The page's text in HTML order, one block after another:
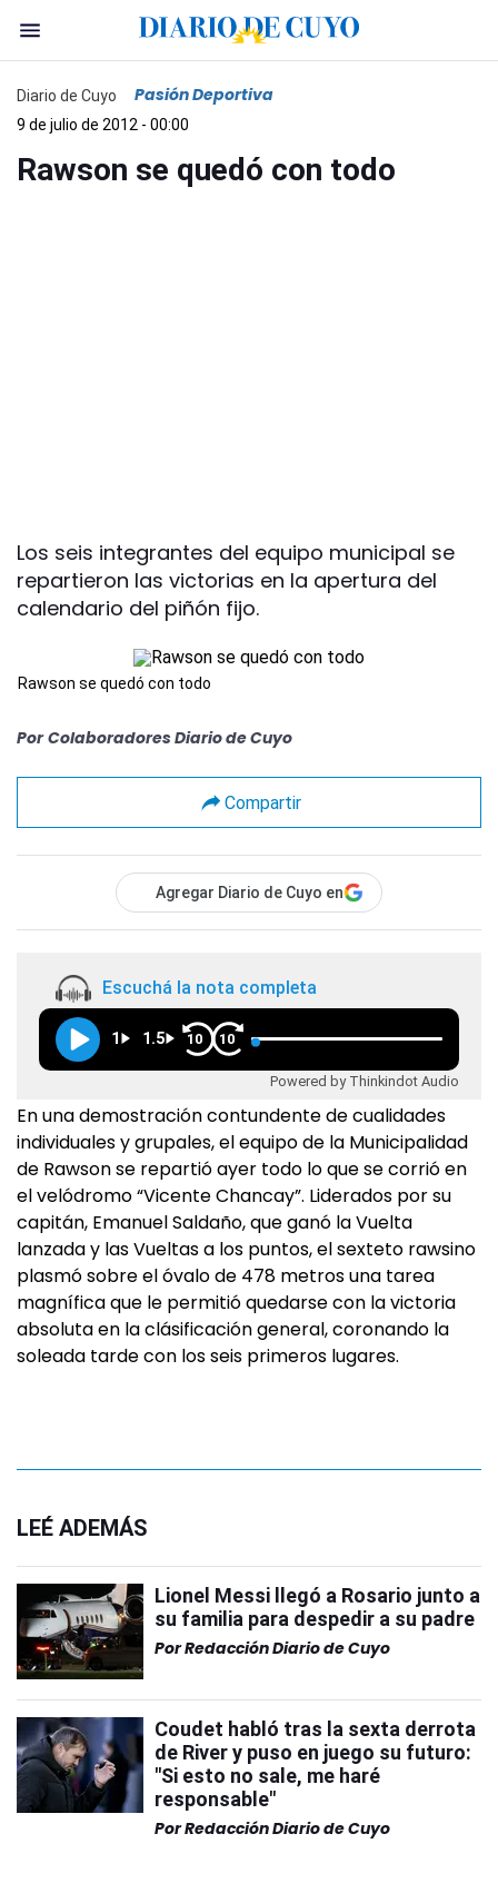
Diario de Cuyo Pasión Deportiva
9 de julio de 2012 - 00:00
Rawson se quedó con todo
Los seis integrantes del equipo municipal se
repartieron las victorias en la apertura del
calendario del piñón fijo.
Rawson se quedó con todo
Por Colaboradores Diario de Cuyo
Compartir
Agregar Diario de Cuyo en
Escuchá la nota completa
1 1.5 10 10
Powered by Thinkindot Audio
En una demostración contundente de cualidades
individuales y grupales, el equipo de la Municipalidad
de Rawson se repartió ayer todo lo que se corrió en
el velódromo “Vicente Chancay”. Liderados por su
capitán, Emanuel Saldaño, que ganó la Vuelta
lanzada y las Vueltas a los puntos, el sexteto rawsino
plasmó sobre el óvalo de 478 metros una tarea
magnífica que le permitió quedarse con la victoria
absoluta en la clásificación general, coronando la
soleada tarde con los seis primeros lugares.
LEÉ ADEMÁS
Lionel Messi llegó a Rosario junto a
su familia para despedir a su padre
PorRedacción Diario de Cuyo
Coudet habló tras la sexta derrota
de River y puso en juego su futuro:
"Si esto no sale, me haré
responsable"
PorRedacción Diario de Cuyo